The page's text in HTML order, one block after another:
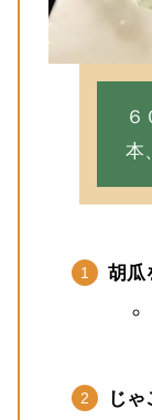
本
胡瓜
じゃ